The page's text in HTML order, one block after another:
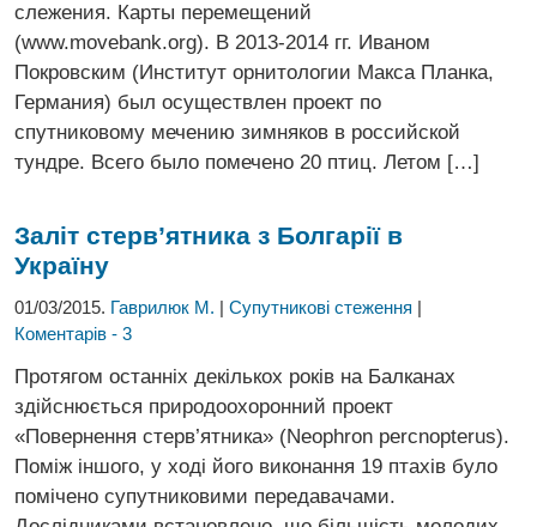
слежения. Карты перемещений
(www.movebank.org). В 2013-2014 гг. Иваном
Покровским (Институт орнитологии Макса Планка,
Германия) был осуществлен проект по
спутниковому мечению зимняков в российской
тундре. Всего было помечено 20 птиц. Летом […]
Заліт стерв’ятника з Болгарії в
Україну
01/03/2015. Гаврилюк М. | Супутникові стеження |
Коментарів - 3
Протягом останніх декількох років на Балканах
здійснюється природоохоронний проект
«Повернення стерв’ятника» (Neophron percnopterus).
Поміж іншого, у ході його виконання 19 птахів було
помічено супутниковими передавачами.